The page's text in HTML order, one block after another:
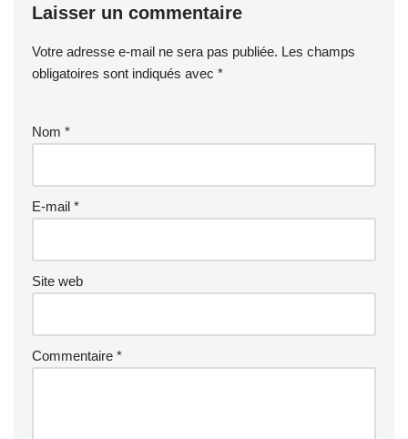
b
o
o
st
A
p
p
Laisser un commentaire
Votre adresse e-mail ne sera pas publiée. Les champs
obligatoires sont indiqués avec *
Nom *
E-mail *
Site web
Commentaire *